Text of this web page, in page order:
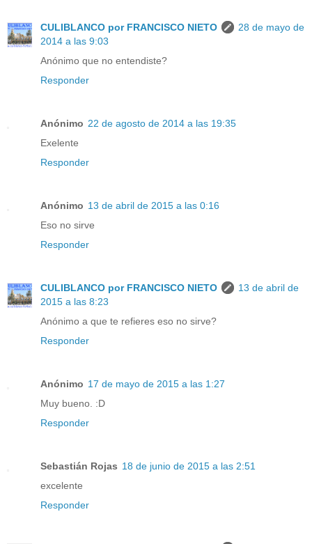
CULIBLANCO por FRANCISCO NIETO
28 de mayo de
2014 a las 9:03
Anónimo que no entendiste?
Responder
Anónimo 22 de agosto de 2014 a las 19:35
Exelente
Responder
Anónimo 13 de abril de 2015 a las 0:16
Eso no sirve
Responder
CULIBLANCO por FRANCISCO NIETO
13 de abril de
2015 a las 8:23
Anónimo a que te refieres eso no sirve?
Responder
Anónimo 17 de mayo de 2015 a las 1:27
Muy bueno. :D
Responder
Sebastián Rojas 18 de junio de 2015 a las 2:51
excelente
Responder